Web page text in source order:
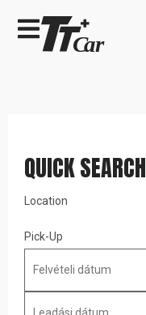
QUICK SEARCH
Location
Pick-Up